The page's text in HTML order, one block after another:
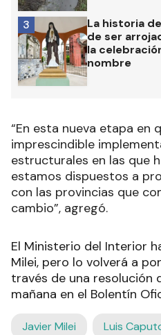
La historia
de ser
la
nombre
3
“En esta nueva etapa en
imprescindible
estructurales en las que
estamos dispuestos a
con las provincias que
cambio”, agregó.
El Ministerio del Interior
Milei, pero lo volverá a
través de una resolución
mañana en el Bolentín
Javier Milei Luis